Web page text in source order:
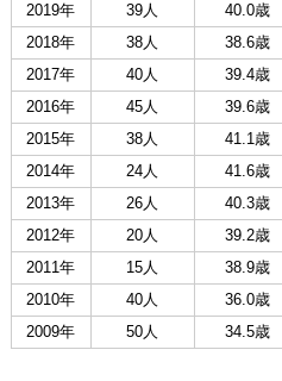
2019年
39人 40.0歳
2018年
38人 38.6歳
2017年
40人 39.4歳
2016年
45人 39.6歳
2015年
38人 41.1歳
2014年
24人 41.6歳
2013年
26人 40.3歳
2012年
20人 39.2歳
2011年
15人 38.9歳
2010年
40人 36.0歳
2009年
50人 34.5歳